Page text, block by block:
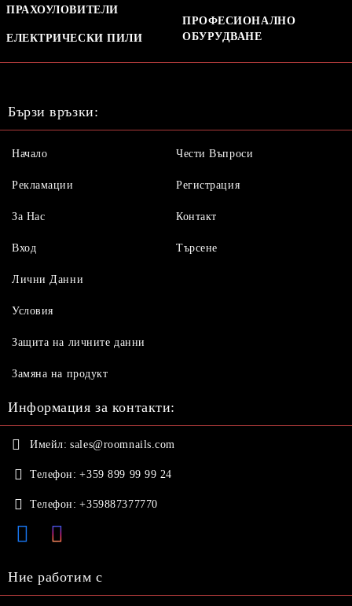
ПРАХОУЛОВИТЕЛИ
ЕЛЕКТРИЧЕСКИ ПИЛИ
ПРОФЕСИОНАЛНО
ОБУРУДВАНЕ
Бързи връзки:
Начало
Рекламации
За Нас
Вход
Чести Въпроси
Регистрация
Контакт
Търсене
Лични Данни
Условия
Защита на личните данни
Замяна на продукт
Информация за контакти:
Имейл: sales@roomnails.com
Телефон: +359 899 99 99 24
Телефон: +359887377770
Ние работим с